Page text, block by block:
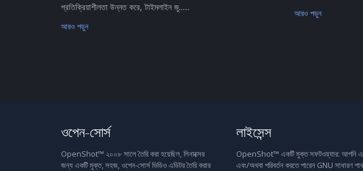
প্রতিক্রিয়াশীলতা উন্নত করে, টাইমলাইন জু......
আরও পড়ুন
আরও পড়ুন
ওপেন-সোর্স
OpenShot™ ২০০৮ সালে তৈরি করা হয়েছিল, লিনাক্সের
জন্য একটি মুক্ত, সহজ, ওপেন-সোর্স ভিডিও এডিটর তৈরি করার
লাইসেন্স
OpenShot™ একটি মুক্ত সফটওয়্যার: আপনি এটি
এবং/অথবা পরিবর্তন করতে পারেন GNU সাধারণ